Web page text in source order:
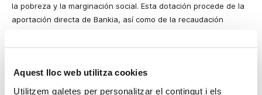
Aquest lloc web utilitza cookies
Utilitzem galetes per personalitzar el contingut i els
la pobreza y la marginación social. Esta dotación procede de la
aportación directa de Bankia, así como de la recaudación
en situación de extrema vulnerabilidad en la Comunidad